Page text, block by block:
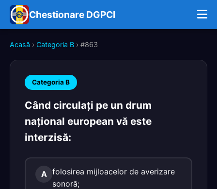
Chestionare DGPCI
Acasă › Categoria B › #863
Categoria B
Când circulaţi pe un drum
naţional european vă este
interzisă:
A folosirea mijloacelor de averizare
sonoră;